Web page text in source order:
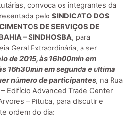
convoca os integrantes da
pelo SINDICATO DOS
DE SERVIÇOS DE
– SINDHOSBA, para
Geral Extraordinária, a ser
de 2015, às 16h00min em
16h30min em segunda e última
número de participantes, na Rua
Edifício Advanced Trade Center,
– Pituba, para discutir e
ordem do dia: